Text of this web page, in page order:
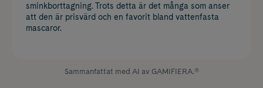
sminkborttagning. Trots detta är det många som anser
att den är prisvärd och en favorit bland vattenfasta
mascaror.
Sammanfattat med AI av GAMIFIERA.®